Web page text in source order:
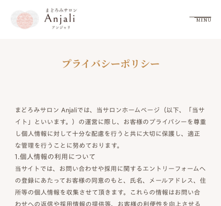
MENU
プライバシーポリシー
まどろみサロン Anjaliでは、当サロンホームページ（以下、「当サ
イト」といいます。）の運営に際し、お客様のプライバシーを尊重
し個人情報に対して十分な配慮を行うと共に大切に保護し、適正
な管理を行うことに努めております。
1.個人情報の利用について
当サイトでは、お問い合わせや採用に関するエントリーフォームへ
の登録にあたってお客様の同意のもと、氏名、メールアドレス、住
所等の個人情報を収集させて頂きます。これらの情報はお問い合